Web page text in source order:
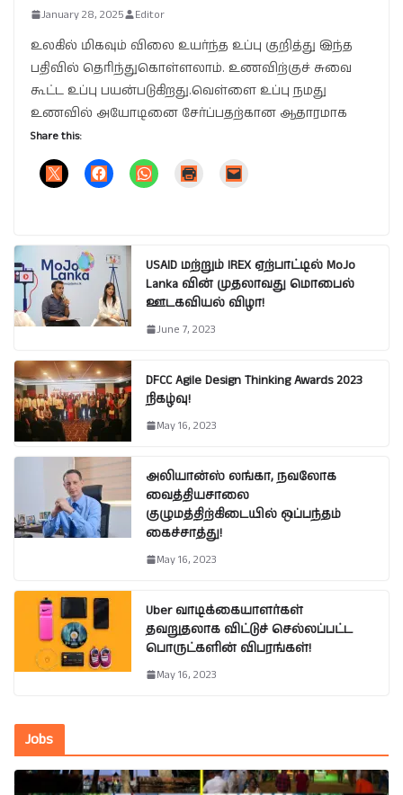
January 28, 2025 Editor
உலகில் மிகவும் விலை உயர்ந்த உப்பு குறித்து இந்த
பதிவில் தெரிந்துகொள்ளலாம். உணவிற்குச் சுவை
கூட்ட உப்பு பயன்படுகிறது.வெள்ளை உப்பு நமது
உணவில் அயோடினை சேர்ப்பதற்கான ஆதாரமாக
Share this:
USAID மற்றும் IREX ஏற்பாட்டில் MoJo
Lanka வின் முதலாவது மொபைல்
ஊடகவியல் விழா!
June 7, 2023
DFCC Agile Design Thinking Awards 2023
நிகழ்வு!
May 16, 2023
அலியான்ஸ் லங்கா, நவலோக
வைத்தியசாலை
குழுமத்திற்கிடையில் ஒப்பந்தம்
கைச்சாத்து!
May 16, 2023
Uber வாடிக்கையாளர்கள்
தவறுதலாக விட்டுச் செல்லப்பட்ட
பொருட்களின் விபரங்கள்!
May 16, 2023
Jobs